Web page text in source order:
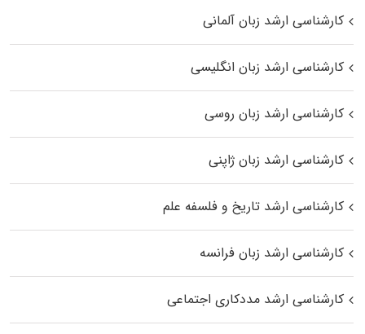
کارشناسی ارشد زبان آلمانی
کارشناسی ارشد زبان انگلیسی
کارشناسی ارشد زبان روسی
کارشناسی ارشد زبان ژاپنی
کارشناسی ارشد تاریخ و فلسفه علم
کارشناسی ارشد زبان فرانسه
کارشناسی ارشد مددکاری اجتماعی